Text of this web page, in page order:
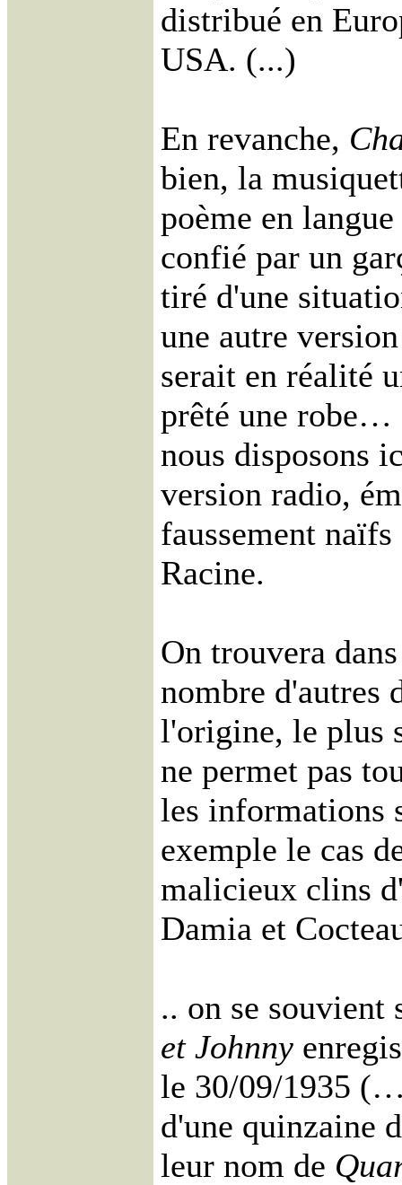
distribué en
USA. (...)
En revanche,
bien, la
poème en
confié par un
tiré d'une
une autre
serait en réalité
prêté une
nous disposons
version radio,
faussement
Racine.
On trouvera
nombre d'autres
l'origine, le plus
ne permet pas
les informations
exemple le cas
malicieux clins
Damia et
.. on se souvient
et Johnny
le 30/09/1935
d'une quinzaine
leur nom de